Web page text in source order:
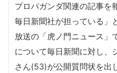
プロパガンダ関連の記事を
毎日新聞社が担っている」
放送の「虎ノ門ニュース」
について毎日新聞に対し、
さん(53)が公開質問状を出